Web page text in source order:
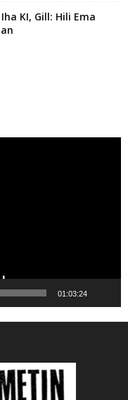
KI, Gill: Hili Ema
01:03:24